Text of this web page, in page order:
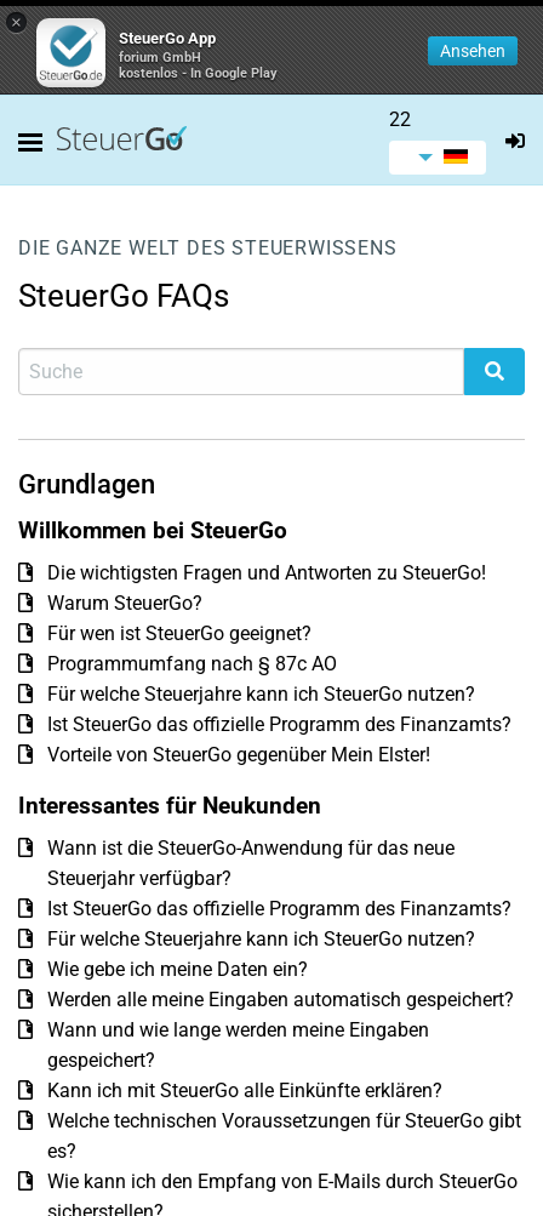
×
SteuerGo App
forium GmbH
kostenlos - In Google Play
Ansehen
22
DIE GANZE WELT DES STEUERWISSENS
SteuerGo FAQs
Grundlagen
Willkommen bei SteuerGo
Die wichtigsten Fragen und Antworten zu SteuerGo!
Warum SteuerGo?
Für wen ist SteuerGo geeignet?
Programmumfang nach § 87c AO
Für welche Steuerjahre kann ich SteuerGo nutzen?
Ist SteuerGo das offizielle Programm des Finanzamts?
Vorteile von SteuerGo gegenüber Mein Elster!
Interessantes für Neukunden
Wann ist die SteuerGo-Anwendung für das neue
Steuerjahr verfügbar?
Ist SteuerGo das offizielle Programm des Finanzamts?
Für welche Steuerjahre kann ich SteuerGo nutzen?
Wie gebe ich meine Daten ein?
Werden alle meine Eingaben automatisch gespeichert?
Wann und wie lange werden meine Eingaben
gespeichert?
Kann ich mit SteuerGo alle Einkünfte erklären?
Welche technischen Voraussetzungen für SteuerGo gibt
es?
Wie kann ich den Empfang von E-Mails durch SteuerGo